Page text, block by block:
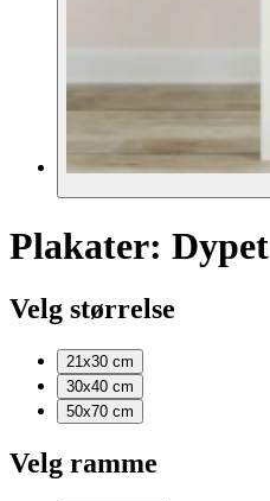
Plakater: Dypet
Velg størrelse
21x30 cm
30x40 cm
50x70 cm
Velg ramme